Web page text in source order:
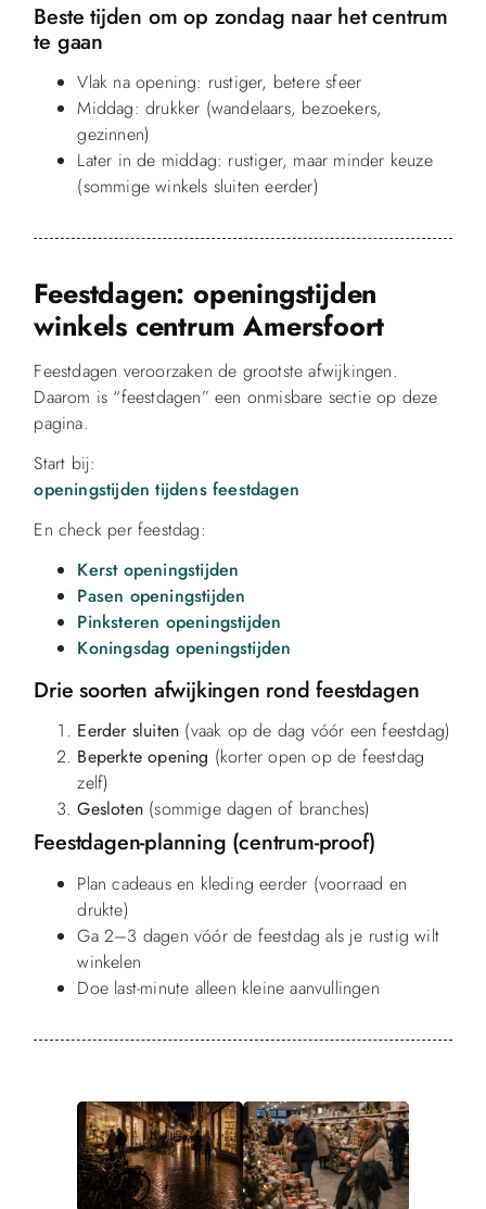
Beste tijden om op zondag naar het centrum
te gaan
Vlak na opening: rustiger, betere sfeer
Middag: drukker (wandelaars, bezoekers,
gezinnen)
Later in de middag: rustiger, maar minder keuze
(sommige winkels sluiten eerder)
Feestdagen: openingstijden
winkels centrum Amersfoort
Feestdagen veroorzaken de grootste afwijkingen.
Daarom is “feestdagen” een onmisbare sectie op deze
pagina.
Start bij:
openingstijden tijdens feestdagen
En check per feestdag:
Kerst openingstijden
Pasen openingstijden
Pinksteren openingstijden
Koningsdag openingstijden
Drie soorten afwijkingen rond feestdagen
Eerder sluiten (vaak op de dag vóór een feestdag)
Beperkte opening (korter open op de feestdag
zelf)
Gesloten(sommige dagen of branches)
Feestdagen-planning (centrum-proof)
Plan cadeaus en kleding eerder (voorraad en
drukte)
Ga 2–3 dagen vóór de feestdag als je rustig wilt
winkelen
Doe last-minute alleen kleine aanvullingen